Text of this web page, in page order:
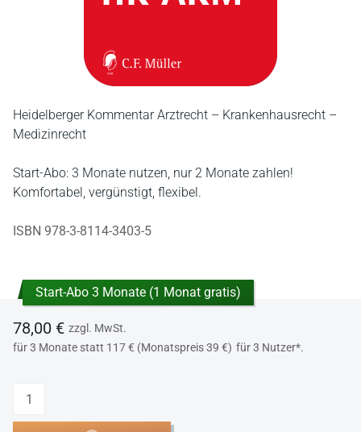
Heidelberger Kommentar Arztrecht – Krankenhausrecht –
Medizinrecht
Start-Abo: 3 Monate nutzen, nur 2 Monate zahlen!
Komfortabel, vergünstigt, flexibel.
ISBN 978-3-8114-3403-5
Start-Abo 3 Monate (1 Monat gratis)
78,00 € zzgl. MwSt.
für 3 Monate statt 117 € (Monatspreis 39 €) für 3 Nutzer*.
Anzahl